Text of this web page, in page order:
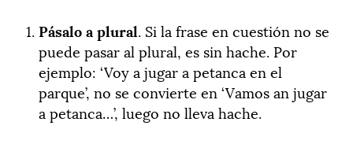
Pásalo a plural. Si la frase en cuestión no se
puede pasar al plural, es sin hache. Por
ejemplo: ‘Voy a jugar a petanca en el
parque’, no se convierte en ‘Vamos an jugar
a petanca…’, luego no lleva hache.